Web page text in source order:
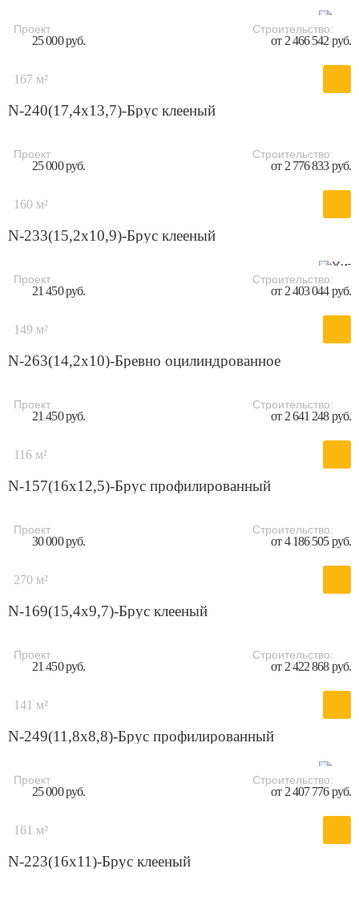
Проект
25 000 руб.
Строительство:
от 2 466 542 руб.
167 м²
N-240(17,4x13,7)-Брус клееный
Проект
25 000 руб.
Строительство:
от 2 776 833 руб.
160 м²
N-233(15,2x10,9)-Брус клееный
Проект
21 450 руб.
Строительство:
от 2 403 044 руб.
149 м²
N-263(14,2x10)-Бревно оцилиндрованное
Проект
21 450 руб.
Строительство:
от 2 641 248 руб.
116 м²
N-157(16x12,5)-Брус профилированный
Проект
30 000 руб.
Строительство:
от 4 186 505 руб.
270 м²
N-169(15,4x9,7)-Брус клееный
Проект
21 450 руб.
Строительство:
от 2 422 868 руб.
141 м²
N-249(11,8x8,8)-Брус профилированный
Проект
25 000 руб.
Строительство:
от 2 407 776 руб.
161 м²
N-223(16x11)-Брус клееный